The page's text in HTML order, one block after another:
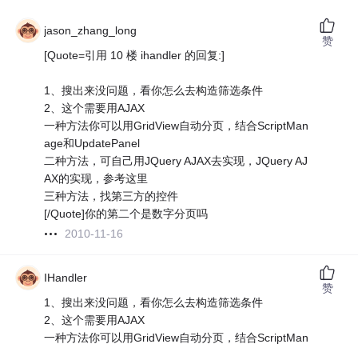
jason_zhang_long
[Quote=引用 10 楼 ihandler 的回复:]
1、搜出来没问题，看你怎么去构造筛选条件
2、这个需要用AJAX
一种方法你可以用GridView自动分页，结合ScriptMan
age和UpdatePanel
二种方法，可自己用JQuery AJAX去实现，JQuery AJ
AX的实现，参考这里
三种方法，找第三方的控件
[/Quote]你的第二个是数字分页吗
2010-11-16
赞
IHandler
1、搜出来没问题，看你怎么去构造筛选条件
2、这个需要用AJAX
一种方法你可以用GridView自动分页，结合ScriptMan
赞